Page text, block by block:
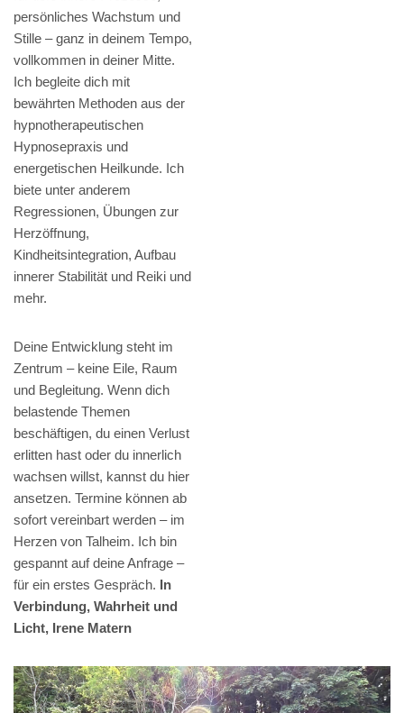
persönliches Wachstum und
Stille – ganz in deinem Tempo,
vollkommen in deiner Mitte.
Ich begleite dich mit
bewährten Methoden aus der
hypnotherapeutischen
Hypnosepraxis und
energetischen Heilkunde. Ich
biete unter anderem
Regressionen, Übungen zur
Herzöffnung,
Kindheitsintegration, Aufbau
innerer Stabilität und Reiki und
mehr.
Deine Entwicklung steht im
Zentrum – keine Eile, Raum
und Begleitung. Wenn dich
belastende Themen
beschäftigen, du einen Verlust
erlitten hast oder du innerlich
wachsen willst, kannst du hier
ansetzen. Termine können ab
sofort vereinbart werden – im
Herzen von Talheim. Ich bin
gespannt auf deine Anfrage –
für ein erstes Gespräch. In
Verbindung, Wahrheit und
Licht, Irene Matern